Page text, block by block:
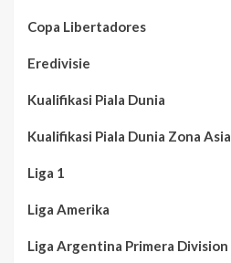
Copa Libertadores
Eredivisie
Kualifikasi Piala Dunia
Kualifikasi Piala Dunia Zona Asia
Liga 1
Liga Amerika
Liga Argentina Primera Division